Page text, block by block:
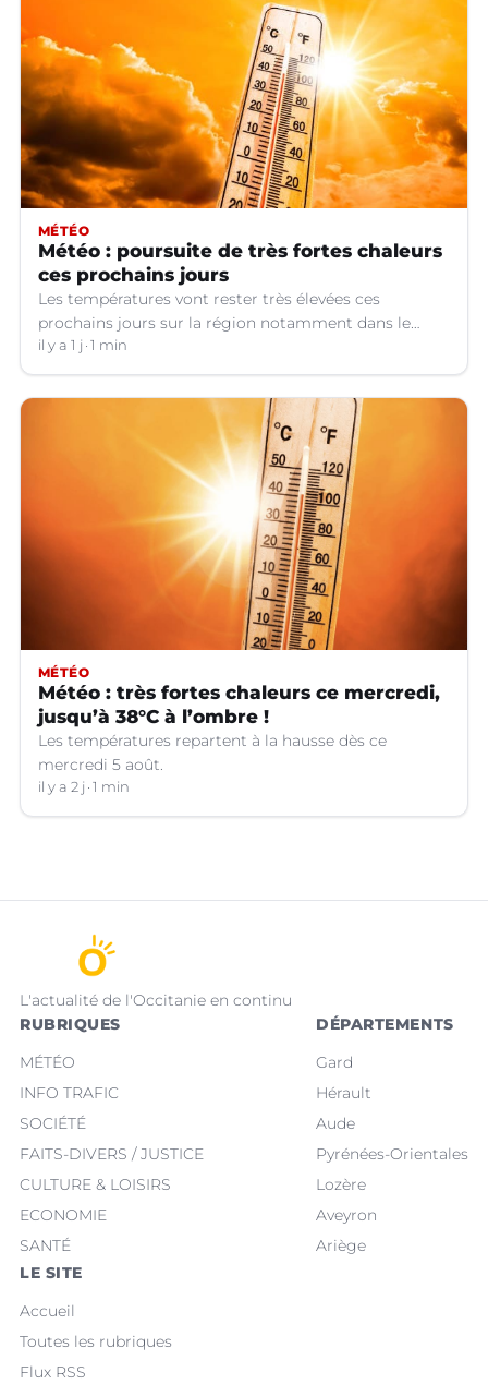
MÉTÉO
Météo : poursuite de très fortes chaleurs
ces prochains jours
Les températures vont rester très élevées ces
prochains jours sur la région notamment dans le
Languedoc.
il y a 1 j 1 min
MÉTÉO
Météo : très fortes chaleurs ce mercredi,
jusqu’à 38°C à l’ombre !
Les températures repartent à la hausse dès ce
mercredi 5 août.
il y a 2 j 1 min
L'actualité de l'Occitanie en continu
RUBRIQUES
MÉTÉO
INFO TRAFIC
SOCIÉTÉ
FAITS-DIVERS / JUSTICE
CULTURE & LOISIRS
ECONOMIE
SANTÉ
DÉPARTEMENTS
Gard
Hérault
Aude
Pyrénées-Orientales
Lozère
Aveyron
Ariège
LE SITE
Accueil
Toutes les rubriques
Flux RSS